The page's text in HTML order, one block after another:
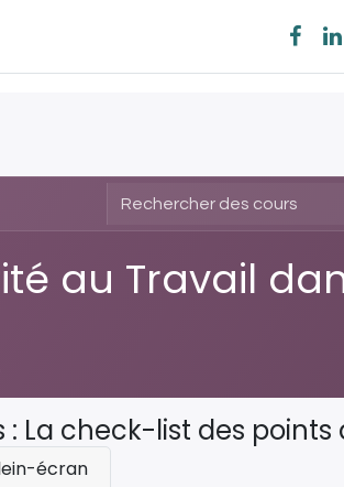
au Travail
points de vigilance pour la
écran